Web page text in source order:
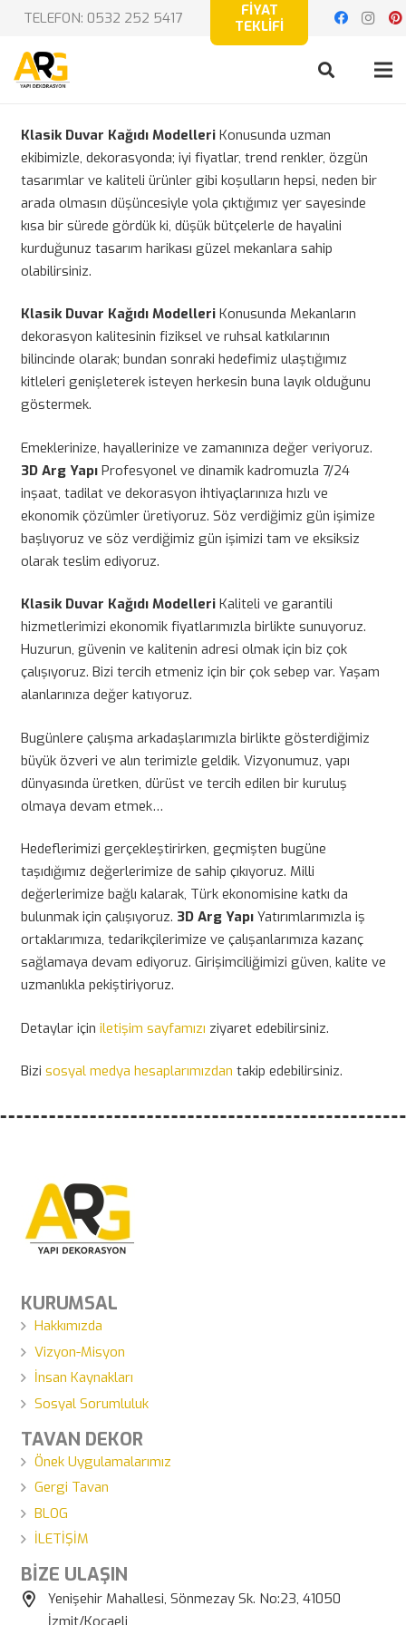
TELEFON: 0532 252 5417
FİYAT
TEKLİFİ
Klasik Duvar Kağıdı Modelleri Konusunda uzman
ekibimizle, dekorasyonda; iyi fiyatlar, trend renkler, özgün
tasarımlar ve kaliteli ürünler gibi koşulların hepsi, neden bir
arada olmasın düşüncesiyle yola çıktığımız yer sayesinde
kısa bir sürede gördük ki, düşük bütçelerle de hayalini
kurduğunuz tasarım harikası güzel mekanlara sahip
olabilirsiniz.
Klasik Duvar Kağıdı Modelleri Konusunda Mekanların
dekorasyon kalitesinin fiziksel ve ruhsal katkılarının
bilincinde olarak; bundan sonraki hedefimiz ulaştığımız
kitleleri genişleterek isteyen herkesin buna layık olduğunu
göstermek.
Emeklerinize, hayallerinize ve zamanınıza değer veriyoruz.
3D Arg YapıProfesyonel ve dinamik kadromuzla 7/24
inşaat, tadilat ve dekorasyon ihtiyaçlarınıza hızlı ve
ekonomik çözümler üretiyoruz. Söz verdiğimiz gün işimize
başlıyoruz ve söz verdiğimiz gün işimizi tam ve eksiksiz
olarak teslim ediyoruz.
Klasik Duvar Kağıdı Modelleri Kaliteli ve garantili
hizmetlerimizi ekonomik fiyatlarımızla birlikte sunuyoruz.
Huzurun, güvenin ve kalitenin adresi olmak için biz çok
çalışıyoruz. Bizi tercih etmeniz için bir çok sebep var. Yaşam
alanlarınıza değer katıyoruz.
Bugünlere çalışma arkadaşlarımızla birlikte gösterdiğimiz
büyük özveri ve alın terimizle geldik. Vizyonumuz, yapı
dünyasında üretken, dürüst ve tercih edilen bir kuruluş
olmaya devam etmek…
Hedeflerimizi gerçekleştirirken, geçmişten bugüne
taşıdığımız değerlerimize de sahip çıkıyoruz. Milli
değerlerimize bağlı kalarak, Türk ekonomisine katkı da
bulunmak için çalışıyoruz. 3D Arg YapıYatırımlarımızla iş
ortaklarımıza, tedarikçilerimize ve çalışanlarımıza kazanç
sağlamaya devam ediyoruz. Girişimciliğimizi güven, kalite ve
uzmanlıkla pekiştiriyoruz.
Detaylar için iletişim sayfamızı ziyaret edebilirsiniz.
Bizi sosyal medya hesaplarımızdan takip edebilirsiniz.
KURUMSAL
Hakkımızda
Vizyon-Misyon
İnsan Kaynakları
Sosyal Sorumluluk
TAVAN DEKOR
Önek Uygulamalarımız
Gergi Tavan
BLOG
İLETİŞİM
BİZE ULAŞIN
Yenişehir Mahallesi, Sönmezay Sk. No:23, 41050